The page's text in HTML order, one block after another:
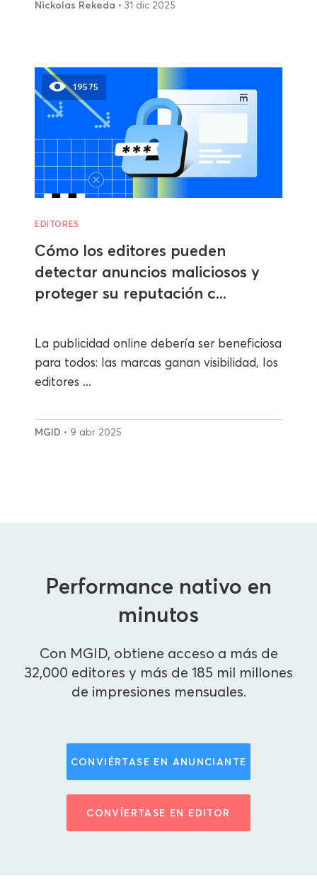
Nickolas Rekeda • 31 dic 2025
19575
EDITORES
Cómo los editores pueden
detectar anuncios maliciosos y
proteger su reputación c...
La publicidad online debería ser beneficiosa
para todos: las marcas ganan visibilidad, los
editores ...
MGID • 9 abr 2025
Performance nativo en
minutos
Con MGID, obtiene acceso a más de
32,000 editores y más de 185 mil millones
de impresiones mensuales.
CONVIÉRTASE EN ANUNCIANTE
CONVÍERTASE EN EDITOR